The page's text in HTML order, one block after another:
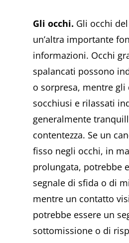
Gli occhi. Gli occhi
un’altra importante
informazioni. Occhi
spalancati possono
o sorpresa, mentre gli
socchiusi e rilassati
generalmente
contentezza. Se un
fisso negli occhi, in
prolungata, potrebbe
segnale di sfida o di
mentre un contatto
potrebbe essere un
sottomissione o di